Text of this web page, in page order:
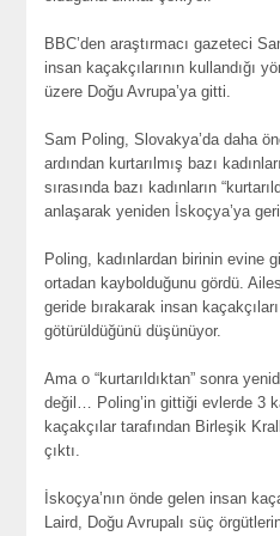
BBC’den araştırmacı gazeteci
insan kaçakçılarının kullandığı
üzere Doğu Avrupa’ya gitti.
Sam Poling, Slovakya’da daha
ardından kurtarılmış bazı
sırasında bazı kadınların
anlaşarak yeniden İskoçya’ya
Poling, kadınlardan birinin evine
ortadan kaybolduğunu gördü.
geride bırakarak insan
götürüldüğünü düşünüyor.
Ama o “kurtarıldıktan” sonra
değil… Poling’in gittiği evlerde 3
kaçakçılar tarafından Birleşik
çıktı.
İskoçya’nın önde gelen insan
Laird, Doğu Avrupalı süç